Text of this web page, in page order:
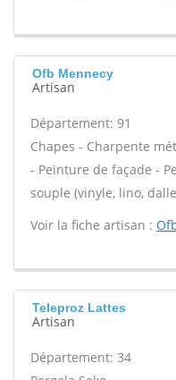
Ofb Mennecy
Artisan
Département: 91
Chapes - Charpente
- Peinture de façade -
souple (vinyle, lino,
Voir la fiche artisan :
Teleproz Lattes
Artisan
Département: 34